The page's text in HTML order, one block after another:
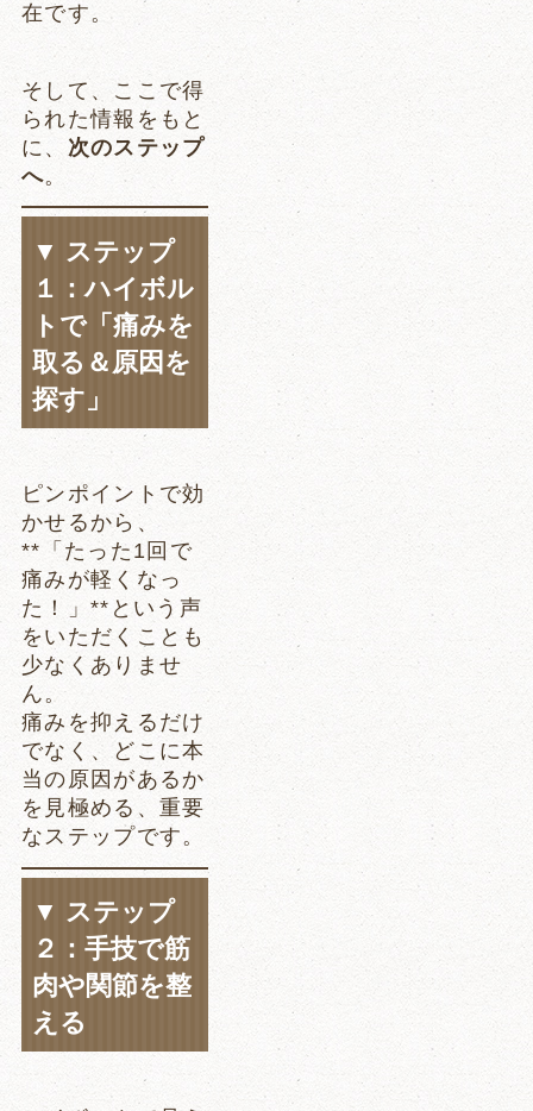
在です。
そして、ここで得
られた情報をもと
に、 次のステップ
へ。
▼ ステップ
１：ハイボル
トで「痛みを
取る＆原因を
探す」
ピンポイントで効
かせるから、
**「たった1回で
痛みが軽くなっ
た！」**という声
をいただくことも
少なくありませ
ん。
痛みを抑えるだけ
でなく、どこに本
当の原因があるか
を見極める、重要
なステップです。
▼ ステップ
２：手技で筋
肉や関節を整
える